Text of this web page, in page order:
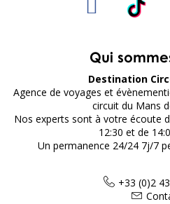
Qui
Destination
Agence de voyages et
circuit du Mans
Nos experts sont à votre écoute
12:30 et de
Un permanence 24/24 7j/7
+33 (0)2